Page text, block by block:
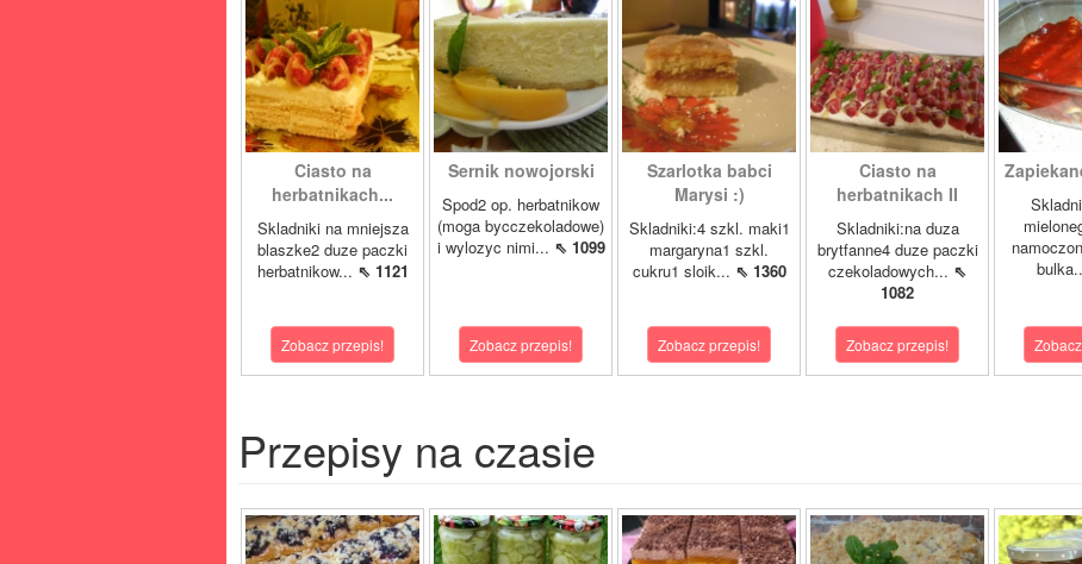
Ciasto na
herbatnikach...
Skladniki na mniejsza
blaszke2 duze paczki
herbatnikow... ⇖ 1121
Zobacz przepis!
Sernik nowojorski
Spod2 op. herbatnikow
(moga bycczekoladowe)
i wylozyc nimi... ⇖ 1099
Zobacz przepis!
Szarlotka babci
Marysi :)
Skladniki:4 szkl. maki1
margaryna1 szkl.
cukru1 sloik... ⇖ 1360
Zobacz przepis!
Ciasto na
herbatnikach II
Skladniki:na duza
brytfanne4 duze paczki
czekoladowych... ⇖
1082
Zobacz przepis!
Przepisy na czasie